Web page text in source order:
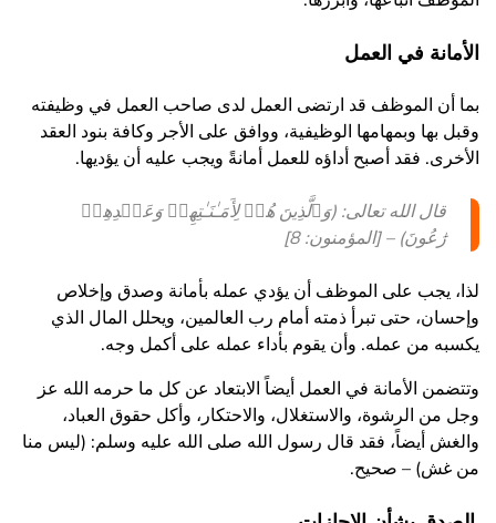
الأمانة في العمل
بما أن الموظف قد ارتضى العمل لدى صاحب العمل في وظيفته
وقبل بها وبمهامها الوظيفية، ووافق على الأجر وكافة بنود العقد
الأخرى. فقد أصبح أداؤه للعمل أمانةً ويجب عليه أن يؤديها.
قال الله تعالى: (وَٱلَّذِینَ هُمۡ لِأَمَـٰنَـٰتِهِمۡ وَعَهۡدِهِمۡ
رَٰعُونَ) – [المؤمنون: 8]
لذا، يجب على الموظف أن يؤدي عمله بأمانة وصدق وإخلاص
وإحسان، حتى تبرأ ذمته أمام رب العالمين، ويحلل المال الذي
يكسبه من عمله. وأن يقوم بأداء عمله على أكمل وجه.
وتتضمن الأمانة في العمل أيضاً الابتعاد عن كل ما حرمه الله عز
وجل من الرشوة، والاستغلال، والاحتكار، وأكل حقوق العباد،
والغش أيضاً، فقد قال رسول الله صلى الله عليه وسلم: (ليس منا
من غش) – صحيح.